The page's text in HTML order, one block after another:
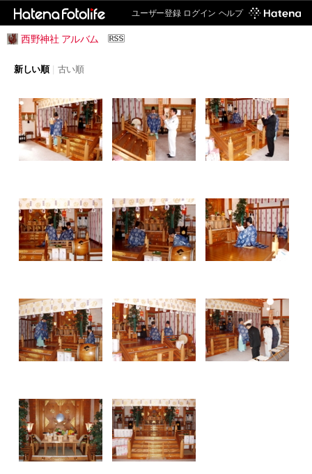
ユーザー登録 ログイン ヘルプ
西野神社 アルバム
新しい順 | 古い順